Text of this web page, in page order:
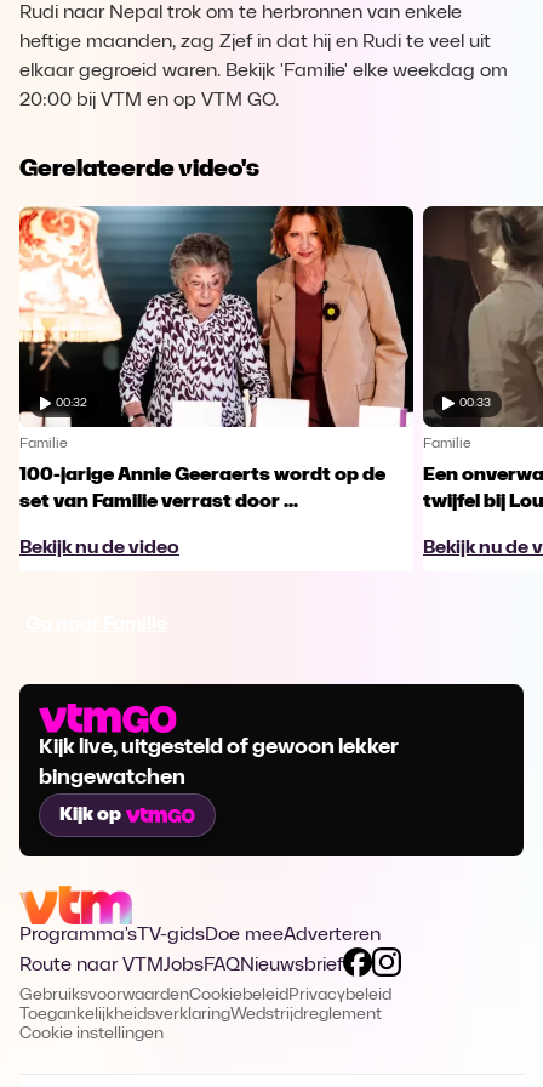
Rudi naar Nepal trok om te herbronnen van enkele
heftige maanden, zag Zjef in dat hij en Rudi te veel uit
elkaar gegroeid waren. Bekijk 'Familie' elke weekdag om
20:00 bij VTM en op VTM GO.
Gerelateerde video's
00:32
Familie
100-jarige Annie Geeraerts wordt op de
set van Familie verrast door ...
Bekijk nu de video
00:33
Familie
Een
twijfel bij
Bekijk nu de
Kijk live, uitgesteld of gewoon lekker
bingewatchen
Kijk op
Programma's TV-gidsDoe meeAdverteren
Route naar VTMJobsFAQNieuwsbrief
GebruiksvoorwaardenCookiebeleid Privacybeleid
ToegankelijkheidsverklaringWedstrijdreglement
Cookie instellingen